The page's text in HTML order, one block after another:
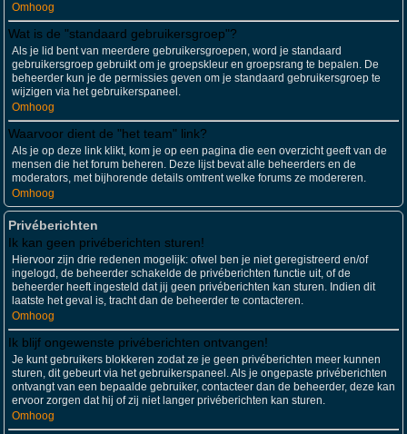
Omhoog
Wat is de "standaard gebruikersgroep"?
Als je lid bent van meerdere gebruikersgroepen, word je standaard
gebruikersgroep gebruikt om je groepskleur en groepsrang te bepalen. De
beheerder kun je de permissies geven om je standaard gebruikersgroep te
wijzigen via het gebruikerspaneel.
Omhoog
Waarvoor dient de "het team" link?
Als je op deze link klikt, kom je op een pagina die een overzicht geeft van de
mensen die het forum beheren. Deze lijst bevat alle beheerders en de
moderators, met bijhorende details omtrent welke forums ze modereren.
Omhoog
Privéberichten
Ik kan geen privéberichten sturen!
Hiervoor zijn drie redenen mogelijk: ofwel ben je niet geregistreerd en/of
ingelogd, de beheerder schakelde de privéberichten functie uit, of de
beheerder heeft ingesteld dat jij geen privéberichten kan sturen. Indien dit
laatste het geval is, tracht dan de beheerder te contacteren.
Omhoog
Ik blijf ongewenste privéberichten ontvangen!
Je kunt gebruikers blokkeren zodat ze je geen privéberichten meer kunnen
sturen, dit gebeurt via het gebruikerspaneel. Als je ongepaste privéberichten
ontvangt van een bepaalde gebruiker, contacteer dan de beheerder, deze kan
ervoor zorgen dat hij of zij niet langer privéberichten kan sturen.
Omhoog